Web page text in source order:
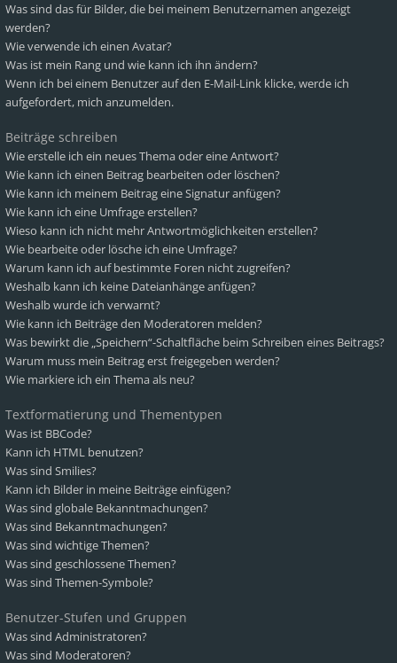
Was sind das für Bilder, die bei meinem Benutzernamen angezeigt
werden?
Wie verwende ich einen Avatar?
Was ist mein Rang und wie kann ich ihn ändern?
Wenn ich bei einem Benutzer auf den E-Mail-Link klicke, werde ich
aufgefordert, mich anzumelden.
Beiträge schreiben
Wie erstelle ich ein neues Thema oder eine Antwort?
Wie kann ich einen Beitrag bearbeiten oder löschen?
Wie kann ich meinem Beitrag eine Signatur anfügen?
Wie kann ich eine Umfrage erstellen?
Wieso kann ich nicht mehr Antwortmöglichkeiten erstellen?
Wie bearbeite oder lösche ich eine Umfrage?
Warum kann ich auf bestimmte Foren nicht zugreifen?
Weshalb kann ich keine Dateianhänge anfügen?
Weshalb wurde ich verwarnt?
Wie kann ich Beiträge den Moderatoren melden?
Was bewirkt die „Speichern“-Schaltfläche beim Schreiben eines Beitrags?
Warum muss mein Beitrag erst freigegeben werden?
Wie markiere ich ein Thema als neu?
Textformatierung und Thementypen
Was ist BBCode?
Kann ich HTML benutzen?
Was sind Smilies?
Kann ich Bilder in meine Beiträge einfügen?
Was sind globale Bekanntmachungen?
Was sind Bekanntmachungen?
Was sind wichtige Themen?
Was sind geschlossene Themen?
Was sind Themen-Symbole?
Benutzer-Stufen und Gruppen
Was sind Administratoren?
Was sind Moderatoren?